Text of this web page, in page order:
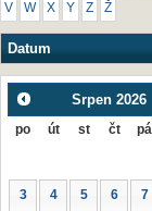
V W X Y Z Ž
Datum
Srpen 2026
po út st čt pá
3 4 5 6 7